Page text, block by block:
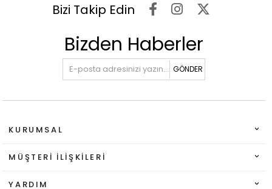
Bizi Takip Edin
Bizden Haberler
GÖNDER
KURUMSAL
MÜŞTERI İLIŞKILERI
YARDIM